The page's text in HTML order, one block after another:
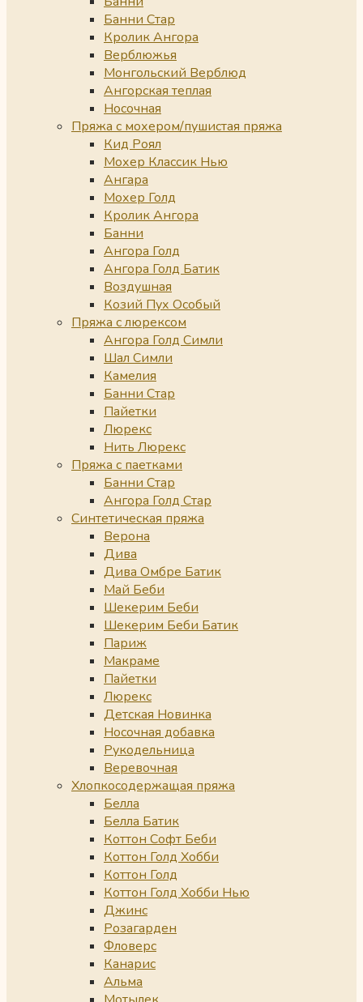
Банни Стар
Кролик Ангора
Верблюжья
Монгольский Верблюд
Ангорская теплая
Носочная
Пряжа с мохером/пушистая пряжа
Кид Роял
Мохер Классик Нью
Ангара
Мохер Голд
Кролик Ангора
Банни
Ангора Голд
Ангора Голд Батик
Воздушная
Козий Пух Особый
Пряжа с люрексом
Ангора Голд Симли
Шал Симли
Камелия
Банни Стар
Пайетки
Люрекс
Нить Люрекс
Пряжа с паетками
Банни Стар
Ангора Голд Стар
Синтетическая пряжа
Верона
Дива
Дива Омбре Батик
Май Беби
Шекерим Беби
Шекерим Беби Батик
Париж
Макраме
Пайетки
Люрекс
Детская Новинка
Носочная добавка
Рукодельница
Веревочная
Хлопкосодержащая пряжа
Белла
Белла Батик
Коттон Софт Беби
Коттон Голд Хобби
Коттон Голд
Коттон Голд Хобби Нью
Джинс
Розагарден
Фловерс
Канарис
Альма